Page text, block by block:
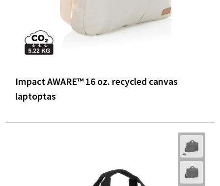
Impact AWARE™ 16 oz. recycled canvas
laptoptas